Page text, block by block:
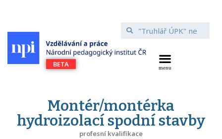
Montér/montérka
hydroizolací spodní stavby
profesní kvalifikace